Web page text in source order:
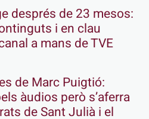
després de 23 mesos:
i en clau
a mans de TVE
de Marc Puigtió:
àudios però s’aferra
de Sant Julià i el